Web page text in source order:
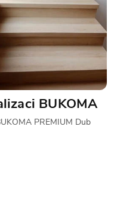
BUKOMA
PREMIUM Dub